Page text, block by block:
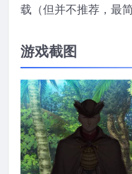
载（但并不推荐，最
游戏截图